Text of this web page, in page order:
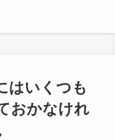
はいくつも
おかなけれ